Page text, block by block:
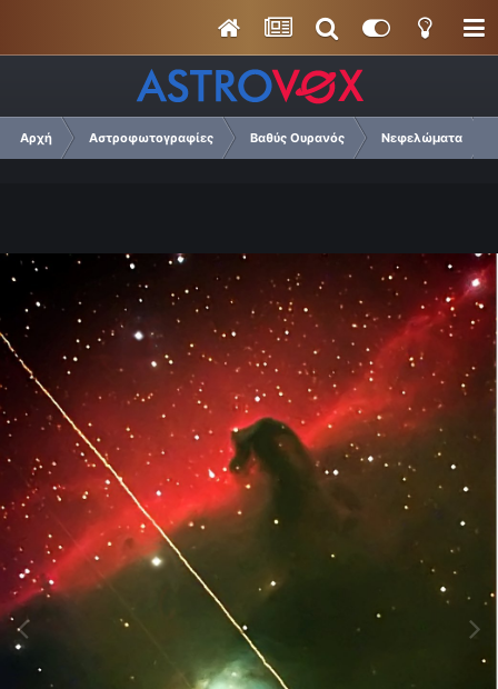
Αρχή Αστροφωτογραφίες Βαθύς Ουρανός Νεφελώματα